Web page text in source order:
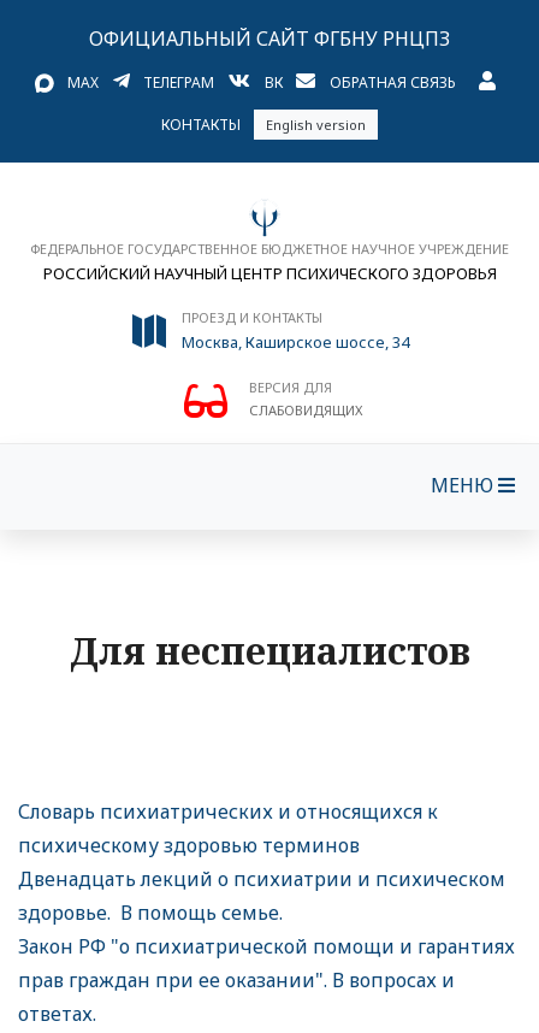
ОФИЦИАЛЬНЫЙ САЙТ ФГБНУ РНЦПЗ
MAX ТЕЛЕГРАМ ВК ОБРАТНАЯ СВЯЗЬ
КОНТАКТЫ English version
ФЕДЕРАЛЬНОЕ ГОСУДАРСТВЕННОЕ БЮДЖЕТНОЕ НАУЧНОЕ УЧРЕЖДЕНИЕ
РОССИЙСКИЙ НАУЧНЫЙ ЦЕНТР ПСИХИЧЕСКОГО ЗДОРОВЬЯ
ПРОЕЗД И КОНТАКТЫ
Москва, Каширское шоссе, 34
ВЕРСИЯ ДЛЯ
СЛАБОВИДЯЩИХ
МЕНЮ
Для неспециалистов
Словарь психиатрических и относящихся к
психическому здоровью терминов
Двенадцать лекций о психиатрии и психическом
здоровье. В помощь семье.
Закон РФ "о психиатрической помощи и гарантиях
прав граждан при ее оказании". В вопросах и
ответах.